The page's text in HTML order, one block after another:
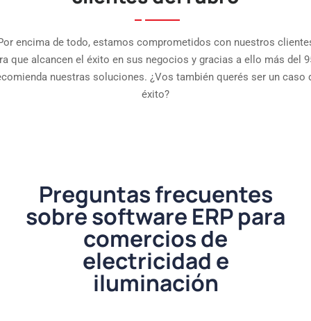
encima de todo, estamos comprometidos con nuestros
que alcancen el éxito en sus negocios y gracias a ello más del
nuestras soluciones. ¿Vos también querés ser un caso
éxito?
Preguntas frecuentes
sobre software ERP para
comercios de
electricidad e
iluminación